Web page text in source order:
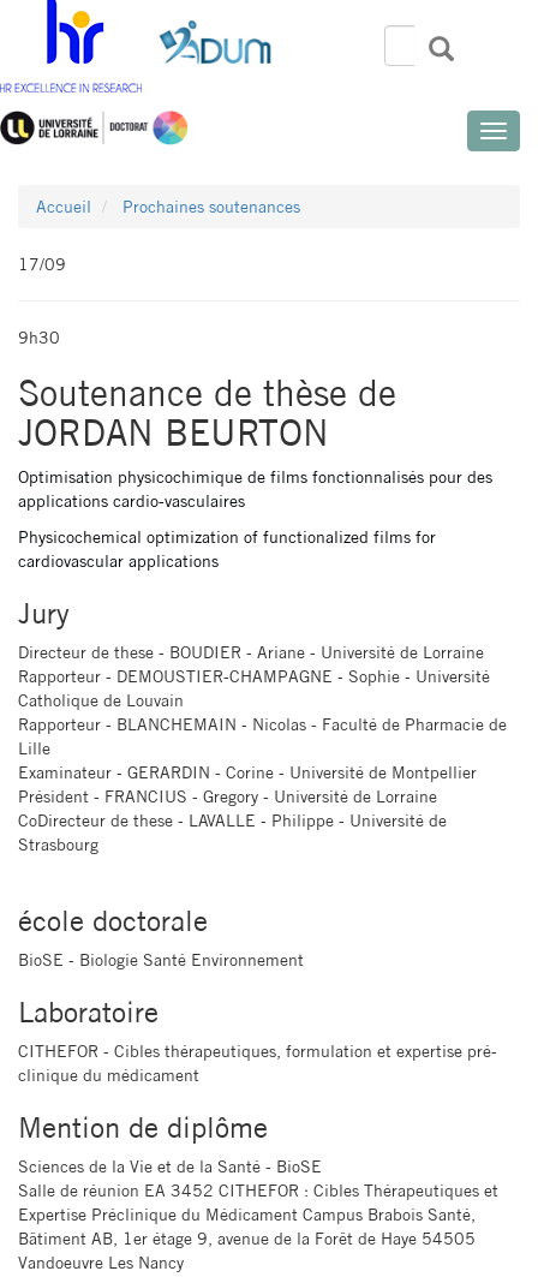
contenu
principal
Search
Rechercher
Toggle
Accueil Prochaines soutenances
17/09
9h30
Soutenance de thèse de
JORDAN BEURTON
Optimisation physicochimique de films fonctionnalisés pour des
applications cardio-vasculaires
Physicochemical optimization of functionalized films for
cardiovascular applications
Jury
Directeur de these - BOUDIER - Ariane - Université de Lorraine
Rapporteur - DEMOUSTIER-CHAMPAGNE - Sophie - Université
Catholique de Louvain
Rapporteur - BLANCHEMAIN - Nicolas - Faculté de Pharmacie de
Lille
Examinateur - GERARDIN - Corine - Université de Montpellier
Président - FRANCIUS - Gregory - Université de Lorraine
CoDirecteur de these - LAVALLE - Philippe - Université de
Strasbourg
école doctorale
BioSE - Biologie Santé Environnement
Laboratoire
CITHEFOR - Cibles thérapeutiques, formulation et expertise pré-
clinique du médicament
Mention de diplôme
Sciences de la Vie et de la Santé - BioSE
Salle de réunion EA 3452 CITHEFOR : Cibles Thérapeutiques et
Expertise Préclinique du Médicament Campus Brabois Santé,
Bâtiment AB, 1er étage 9, avenue de la Forêt de Haye 54505
Vandoeuvre Les Nancy